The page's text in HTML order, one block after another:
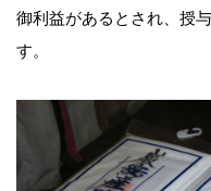
御利益があるとされ、授
す。